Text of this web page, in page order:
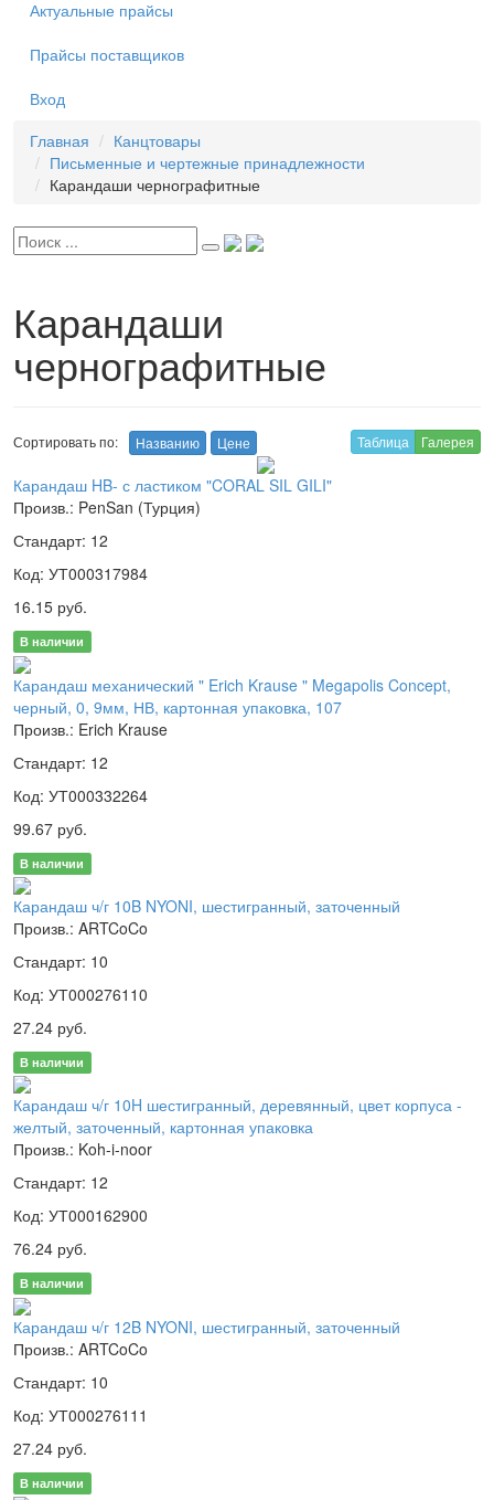
Актуальные прайсы
Прайсы поставщиков
Вход
Главная
Канцтовары
Письменные и чертежные принадлежности
Карандаши чернографитные
Карандаши
чернографитные
Сортировать по: Названию Цене Таблица Галерея
Карандаш HB- с ластиком "CORAL SIL GILI"
Произв.: PenSan (Турция)
Стандарт: 12
Код: УТ000317984
16.15 руб.
В наличии
Карандаш механический " Erich Krause " Megapolis Concept,
черный, 0, 9мм, НВ, картонная упаковка, 107
Произв.: Erich Krause
Стандарт: 12
Код: УТ000332264
99.67 руб.
В наличии
Карандаш ч/г 10B NYONI, шестигранный, заточенный
Произв.: ARTCoCo
Стандарт: 10
Код: УТ000276110
27.24 руб.
В наличии
Карандаш ч/г 10H шестигранный, деревянный, цвет корпуса -
желтый, заточенный, картонная упаковка
Произв.: Koh-i-noor
Стандарт: 12
Код: УТ000162900
76.24 руб.
В наличии
Карандаш ч/г 12B NYONI, шестигранный, заточенный
Произв.: ARTCoCo
Стандарт: 10
Код: УТ000276111
27.24 руб.
В наличии